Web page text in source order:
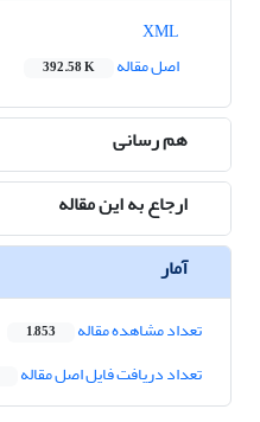
اصل مقاله
392.58 K
هم رسانی
ارجاع به این مقاله
آمار
تعداد مشاهده مقاله 1,853
تعداد دریافت فایل اصل مقاله